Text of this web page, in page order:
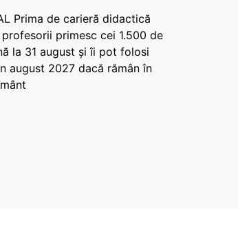
Prima de carieră didactică
primesc cei 1.500 de
la 31 august și îi pot folosi
august 2027 dacă rămân în